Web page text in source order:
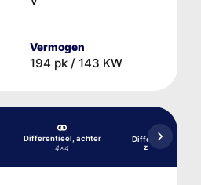
Vermogen
194 pk / 143 KW
Differentieel, achter
4x4
Differentieel,
zelfblokkerend